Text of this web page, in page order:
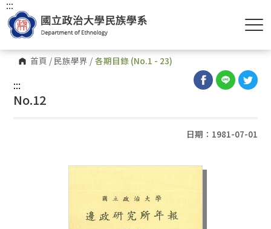
首頁 / 民族學界 / 各期目錄 (No.1 - 23)
:::
:::
No.12
日期：1981-07-01